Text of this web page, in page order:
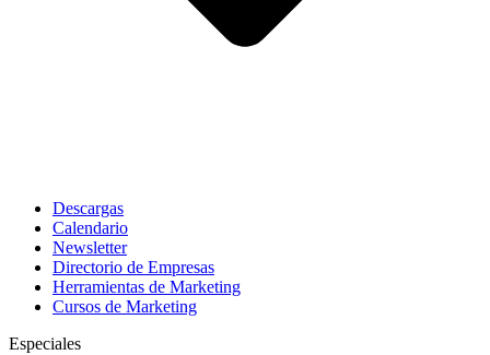
Descargas
Calendario
Newsletter
Directorio de Empresas
Herramientas de Marketing
Cursos de Marketing
Especiales